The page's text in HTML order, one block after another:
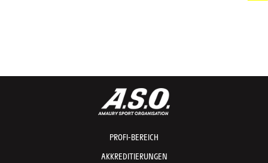
PROFI-BEREICH
AKKREDITIERUNGEN